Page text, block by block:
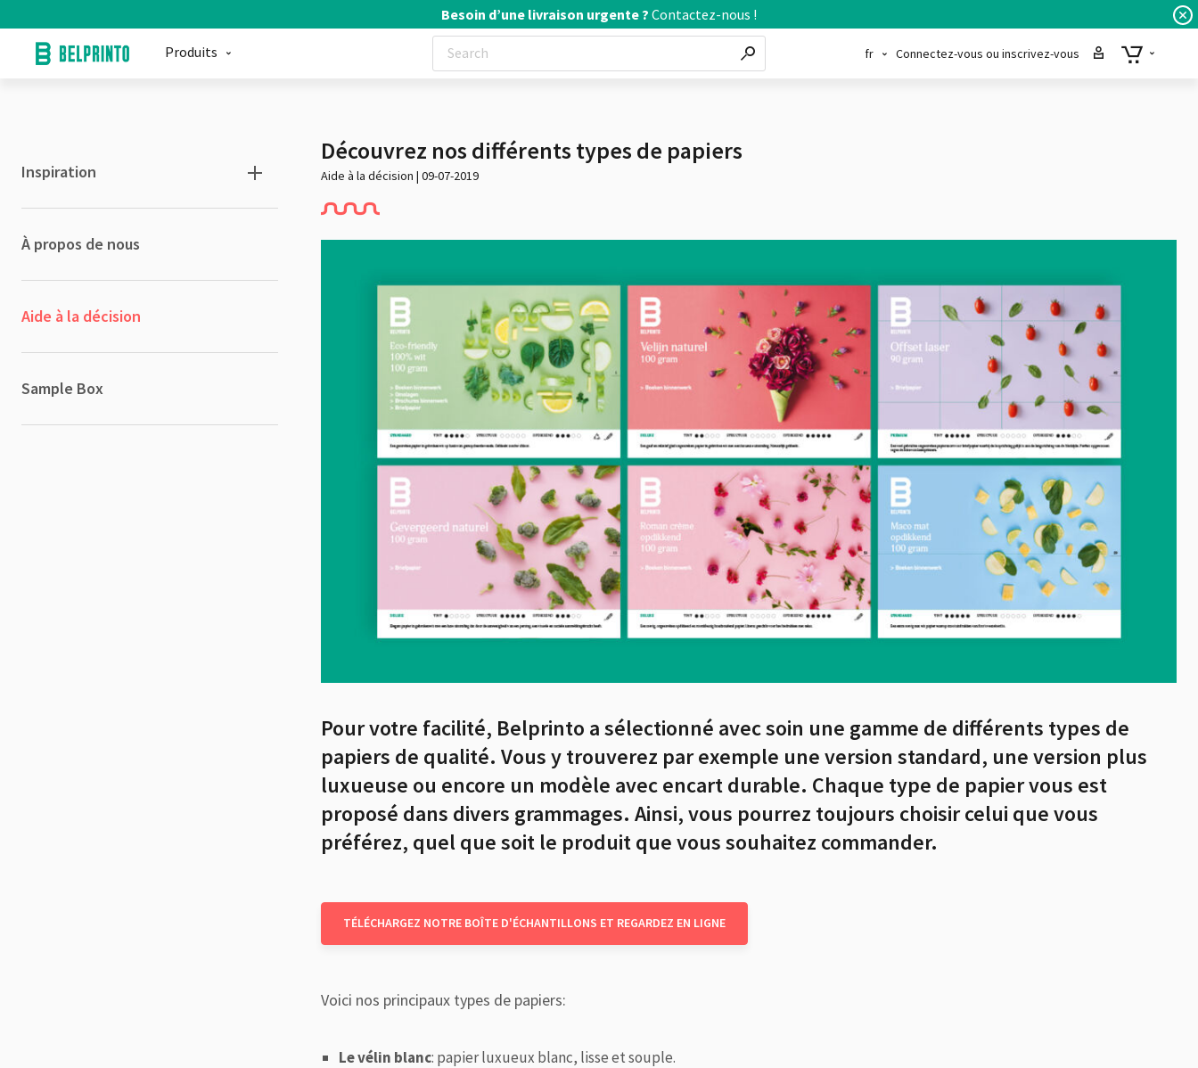
Besoin d’une livraison urgente ? Contactez-nous !
Produits fr Connectez-vous ou inscrivez-vous
Inspiration
À propos de nous
Aide à la décision
Sample Box
Découvrez nos différents types de papiers
Aide à la décision | 09-07-2019
Pour votre facilité, Belprinto a sélectionné avec soin une gamme de différents types de
papiers de qualité. Vous y trouverez par exemple une version standard, une version plus
luxueuse ou encore un modèle avec encart durable. Chaque type de papier vous est
proposé dans divers grammages. Ainsi, vous pourrez toujours choisir celui que vous
préférez, quel que soit le produit que vous souhaitez commander.
TÉLÉCHARGEZ NOTRE BOÎTE D'ÉCHANTILLONS ET REGARDEZ EN LIGNE
Voici nos principaux types de papiers:
Le vélin blanc: papier luxueux blanc, lisse et souple.